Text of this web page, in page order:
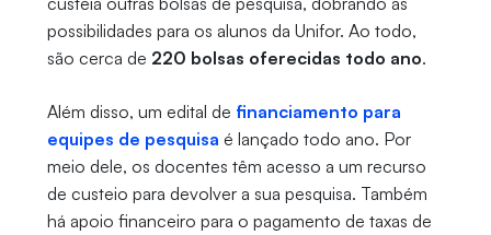
possibilidades para os alunos da Unifor. Ao todo,
são cerca de 220 bolsas oferecidas todo ano.
Além disso, um edital de financiamento para
equipes de pesquisa é lançado todo ano. Por
meio dele, os docentes têm acesso a um recurso
de custeio para devolver a sua pesquisa. Também
há apoio financeiro para o pagamento de taxas de